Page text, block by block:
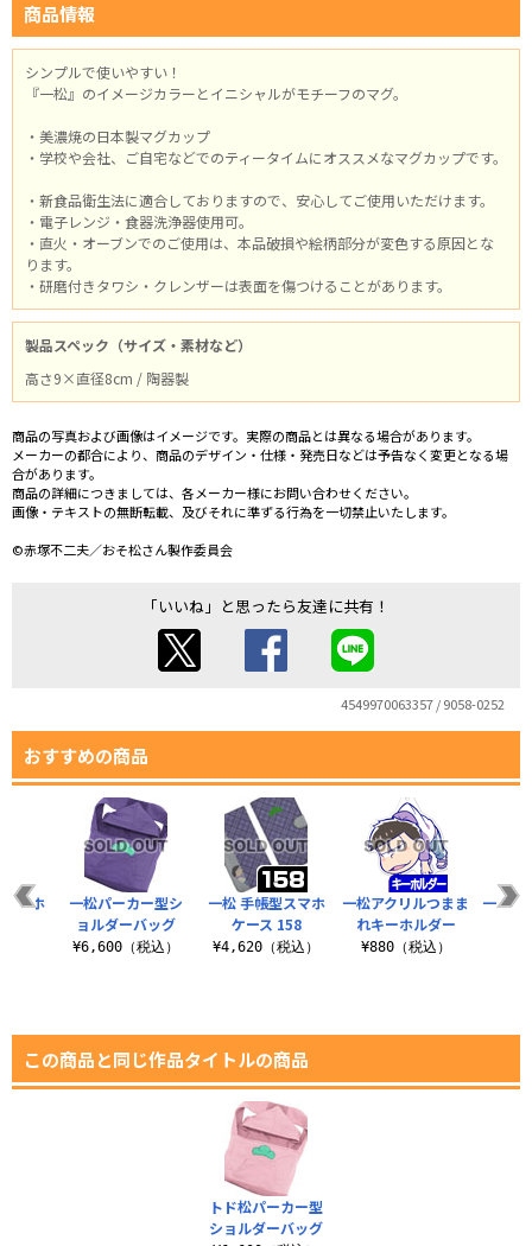
商品情報
シンプルで使いやすい！
『一松』のイメージカラーとイニシャルがモチーフのマグ。
・美濃焼の日本製マグカップ
・学校や会社、ご自宅などでのティータイムにオススメなマグカップです。
・新食品衛生法に適合しておりますので、安心してご使用いただけます。
・電子レンジ・食器洗浄器使用可。
・直火・オーブンでのご使用は、本品破損や絵柄部分が変色する原因とな
ります。
・研磨付きタワシ・クレンザーは表面を傷つけることがあります。
製品スペック（サイズ・素材など）
高さ9×直径8cm / 陶器製
商品の写真および画像はイメージです。実際の商品とは異なる場合があります。
メーカーの都合により、商品のデザイン・仕様・発売日などは予告なく変更となる場
合があります。
商品の詳細につきましては、各メーカー様にお問い合わせください。
画像・テキストの無断転載、及びそれに準ずる行為を一切禁止いたします。
©赤塚不二夫／おそ松さん製作委員会
「いいね」と思ったら友達に共有！
4549970063357 / 9058-0252
おすすめの商品
一松 手帳型スマホ
ケース 158
¥4,620（税込）
一松アクリルつまま
れキーホルダー
¥880（税込）
一松ア
マホ
一松パーカー型シ
ョルダーバッグ
¥6,600（税込）
この商品と同じ作品タイトルの商品
トド松パーカー型
ショルダーバッグ